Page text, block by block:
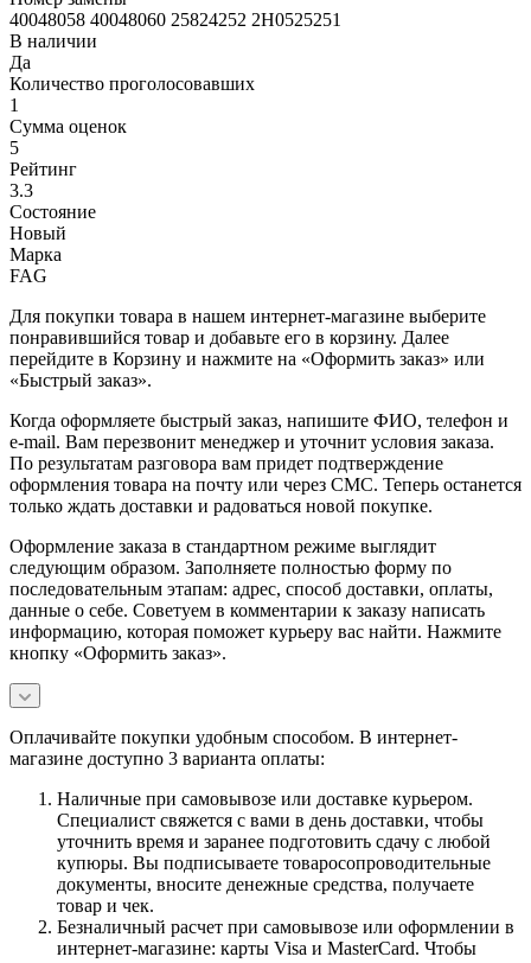
40048058 40048060 25824252 2H0525251
В наличии
Да
Количество проголосовавших
1
Сумма оценок
5
Рейтинг
3.3
Состояние
Новый
Марка
FAG
Для покупки товара в нашем интернет-магазине выберите
понравившийся товар и добавьте его в корзину. Далее
перейдите в Корзину и нажмите на «Оформить заказ» или
«Быстрый заказ».
Когда оформляете быстрый заказ, напишите ФИО, телефон и
e-mail. Вам перезвонит менеджер и уточнит условия заказа.
По результатам разговора вам придет подтверждение
оформления товара на почту или через СМС. Теперь останется
только ждать доставки и радоваться новой покупке.
Оформление заказа в стандартном режиме выглядит
следующим образом. Заполняете полностью форму по
последовательным этапам: адрес, способ доставки, оплаты,
данные о себе. Советуем в комментарии к заказу написать
информацию, которая поможет курьеру вас найти. Нажмите
кнопку «Оформить заказ».
Оплачивайте покупки удобным способом. В интернет-
магазине доступно 3 варианта оплаты:
Наличные при самовывозе или доставке курьером.
Специалист свяжется с вами в день доставки, чтобы
уточнить время и заранее подготовить сдачу с любой
купюры. Вы подписываете товаросопроводительные
документы, вносите денежные средства, получаете
товар и чек.
Безналичный расчет при самовывозе или оформлении в
интернет-магазине: карты Visa и MasterCard. Чтобы